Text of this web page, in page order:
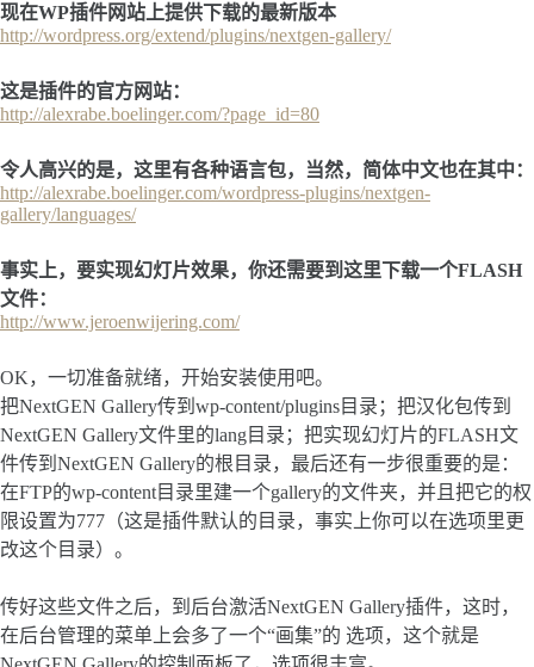
现在WP插件网站上提供下载的最新版本
http://wordpress.org/extend/plugins/nextgen-gallery/
这是插件的官方网站：
http://alexrabe.boelinger.com/?page_id=80
令人高兴的是，这里有各种语言包，当然，简体中文也在其中：
http://alexrabe.boelinger.com/wordpress-plugins/nextgen-
gallery/languages/
事实上，要实现幻灯片效果，你还需要到这里下载一个FLASH
文件：
http://www.jeroenwijering.com/
OK，一切准备就绪，开始安装使用吧。
把NextGEN Gallery传到wp-content/plugins目录；把汉化包传到
NextGEN Gallery文件里的lang目录；把实现幻灯片的FLASH文
件传到NextGEN Gallery的根目录，最后还有一步很重要的是：
在FTP的wp-content目录里建一个gallery的文件夹，并且把它的权
限设置为777（这是插件默认的目录，事实上你可以在选项里更
改这个目录）。
传好这些文件之后，到后台激活NextGEN Gallery插件，这时，
在后台管理的菜单上会多了一个“画集”的 选项，这个就是